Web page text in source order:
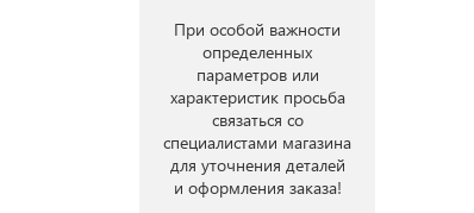
При особой важности
определенных
параметров или
характеристик просьба
связаться со
специалистами магазина
для уточнения деталей
и оформления заказа!